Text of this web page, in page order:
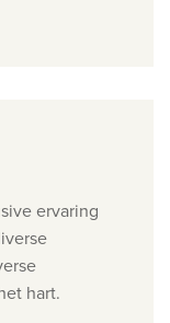
ervaring
hart.